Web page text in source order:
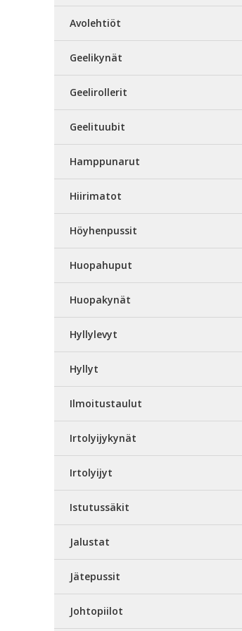
Avolehtiöt
Geelikynät
Geelirollerit
Geelituubit
Hamppunarut
Hiirimatot
Höyhenpussit
Huopahuput
Huopakynät
Hyllylevyt
Hyllyt
Ilmoitustaulut
Irtolyijykynät
Irtolyijyt
Istutussäkit
Jalustat
Jätepussit
Johtopiilot